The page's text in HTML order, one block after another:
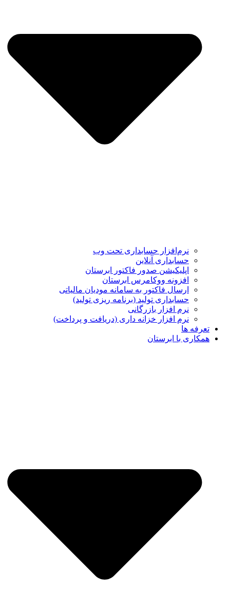
نرم‌افزار حسابداری تحت وب
حسابداری آنلاین
اپلیکیشن صدور فاکتور ابرستان
افزونه ووکامرس ابرستان
ارسال فاکتور به سامانه مودیان مالیاتی
حسابداری تولید (برنامه ریزی تولید)
نرم افزار بازرگانی
نرم افزار خزانه داری (دریافت و پرداخت)
تعرفه ها
همکاری با ابرستان